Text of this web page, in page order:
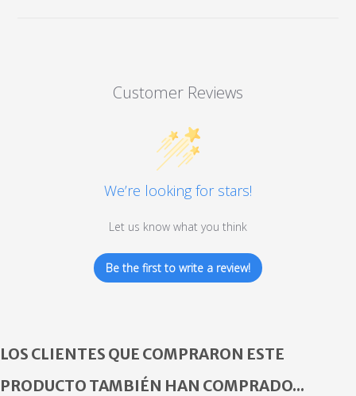
Customer Reviews
We’re looking for stars!
Let us know what you think
Be the first to write a review!
LOS CLIENTES QUE COMPRARON ESTE
PRODUCTO TAMBIÉN HAN COMPRADO...